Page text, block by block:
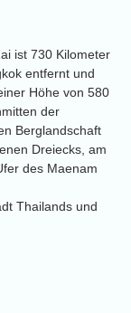
ist 730 Kilometer
entfernt und
Höhe von 580
der
Berglandschaft
Dreiecks, am
des Maenam
Thailands und